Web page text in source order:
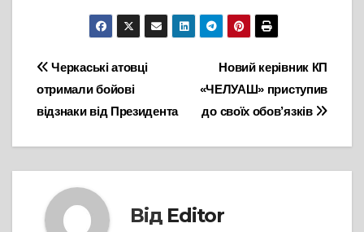
Навігація
записів
Новий керівник КП
«ЧЕЛУАШ» приступив
до своїх обов’язків
Черкаські атовці
отримали бойові
відзнаки від Президента
Від Editor